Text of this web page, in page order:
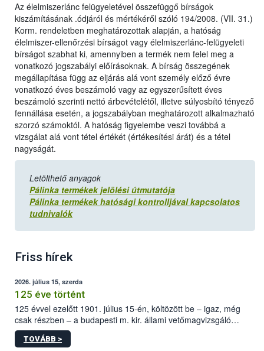
Az élelmiszerlánc felügyeletével összefüggő bírságok
kiszámításának .ódjáról és mértékéről szóló 194/2008. (VII. 31.)
Korm. rendeletben meghatározottak alapján, a hatóság
élelmiszer-ellenőrzési bírságot vagy élelmiszerlánc-felügyeleti
bírságot szabhat ki, amennyiben a termék nem felel meg a
vonatkozó jogszabályi előírásoknak. A bírság összegének
megállapítása függ az eljárás alá vont személy előző évre
vonatkozó éves beszámoló vagy az egyszerűsített éves
beszámoló szerinti nettó árbevételétől, illetve súlyosbító tényező
fennállása esetén, a jogszabályban meghatározott alkalmazható
szorzó számoktól. A hatóság figyelembe veszi továbbá a
vizsgálat alá vont tétel értékét (értékesítési árát) és a tétel
nagyságát.
Letölthető anyagok
Pálinka termékek jelölési útmutatója
Pálinka termékek hatósági kontrolljával kapcsolatos
tudnivalók
Friss hírek
2026. július 15, szerda
125 éve történt
125 évvel ezelőtt 1901. július 15-én, költözött be – igaz, még
csak részben – a budapesti m. kir. állami vetőmagvizsgáló
állomás a Kis Rókus utca 15. szám alatti, Czigler Győző által
tervezett új épületébe.
TOVÁBB >